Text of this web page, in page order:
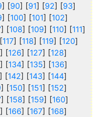
] [90] [91] [92] [93]
] [100] [101] [102]
] [108] [109] [110] [111]
117] [118] [119] [120]
] [126] [127] [128]
] [134] [135] [136]
] [142] [143] [144]
] [150] [151] [152]
] [158] [159] [160]
] [166] [167] [168]